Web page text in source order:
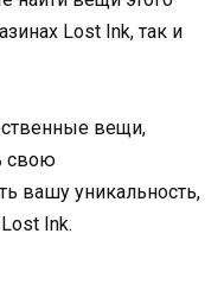
Lost Ink, так и
вещи,
свою
вашу уникальность,
Ink.